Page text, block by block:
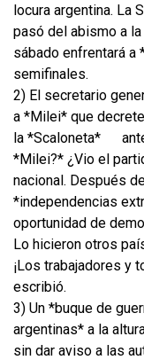
locura argentina. La
pasó del abismo a
sábado enfrentará a
semifinales.
2) El secretario
a *Milei* que
la *Scaloneta*
*Milei?* ¿Vio el
nacional. Después
*independencias
oportunidad de
Lo hicieron otros
¡Los trabajadores y
escribió.
3) Un *buque de
argentinas* a la
sin dar aviso a las